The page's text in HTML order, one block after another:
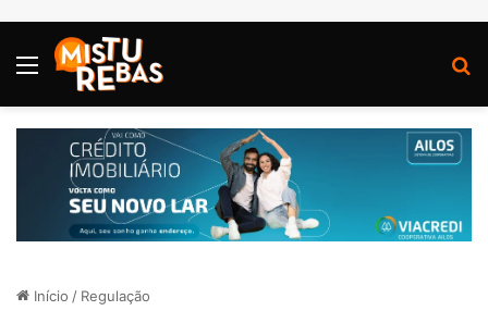
Menu
Início / Regulação